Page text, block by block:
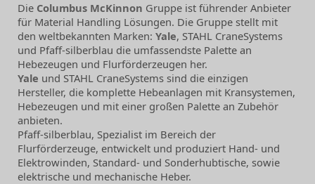
Die Columbus McKinnon Gruppe ist führender Anbieter
für Material Handling Lösungen. Die Gruppe stellt mit
den weltbekannten Marken: Yale, STAHL CraneSystems
und Pfaff-silberblau die umfassendste Palette an
Hebezeugen und Flurförderzeugen her.
Yale und STAHL CraneSystems sind die einzigen
Hersteller, die komplette Hebeanlagen mit Kransystemen,
Hebezeugen und mit einer großen Palette an Zubehör
anbieten.
Pfaff-silberblau, Spezialist im Bereich der
Flurförderzeuge, entwickelt und produziert Hand- und
Elektrowinden, Standard- und Sonderhubtische, sowie
elektrische und mechanische Heber.